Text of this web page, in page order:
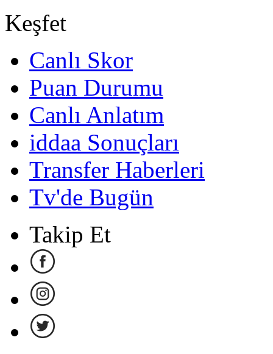
Keşfet
Canlı Skor
Puan Durumu
Canlı Anlatım
iddaa Sonuçları
Transfer Haberleri
Tv'de Bugün
Takip Et